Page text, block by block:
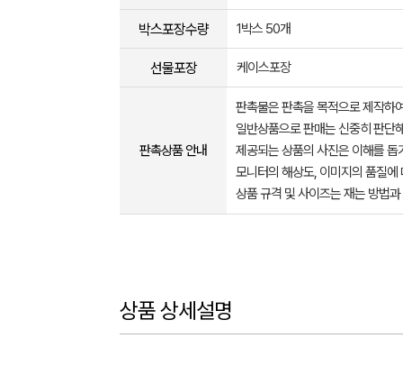
박스포장수량 1박스 50개
선물포장 케이스포장
판촉상품 안내
판촉물은 판촉을 목적으로 제작하
일반상품으로 판매는 신중히 판단
제공되는 상품의 사진은 이해를
모니터의 해상도, 이미지의 품질
상품 규격 및 사이즈는 재는 방법
상품 상세설명